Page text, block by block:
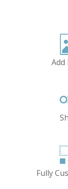
Add
Fully